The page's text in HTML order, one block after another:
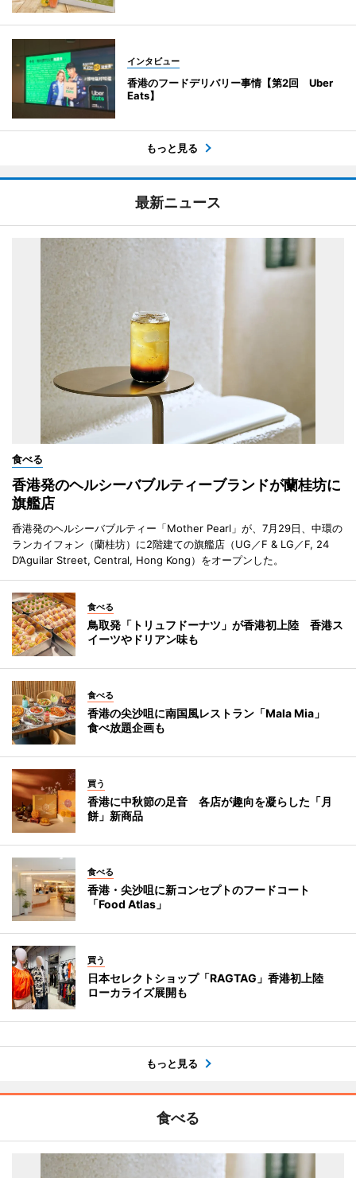
インタビュー
香港のフードデリバリー事情【第2回 Uber
Eats】
もっと見る
最新ニュース
食べる
香港発のヘルシーバブルティーブランドが蘭桂坊に
旗艦店
香港発のヘルシーバブルティー「Mother Pearl」が、7月29日、中環の
ランカイフォン（蘭桂坊）に2階建ての旗艦店（UG／F & LG／F, 24
D’Aguilar Street, Central, Hong Kong）をオープンした。
食べる
鳥取発「トリュフドーナツ」が香港初上陸 香港ス
イーツやドリアン味も
食べる
香港の尖沙咀に南国風レストラン「Mala Mia」
食べ放題企画も
買う
香港に中秋節の足音 各店が趣向を凝らした「月
餅」新商品
食べる
香港・尖沙咀に新コンセプトのフードコート
「Food Atlas」
買う
日本セレクトショップ「RAGTAG」香港初上陸
ローカライズ展開も
もっと見る
食べる